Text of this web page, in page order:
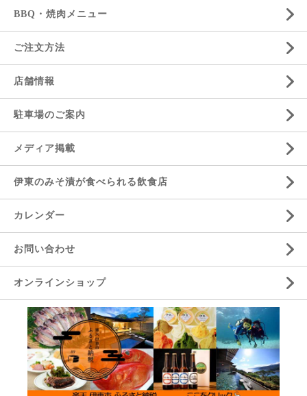
BBQ・焼肉メニュー
ご注文方法
店舗情報
駐車場のご案内
メディア掲載
伊東のみそ漬が食べられる飲食店
カレンダー
お問い合わせ
オンラインショップ